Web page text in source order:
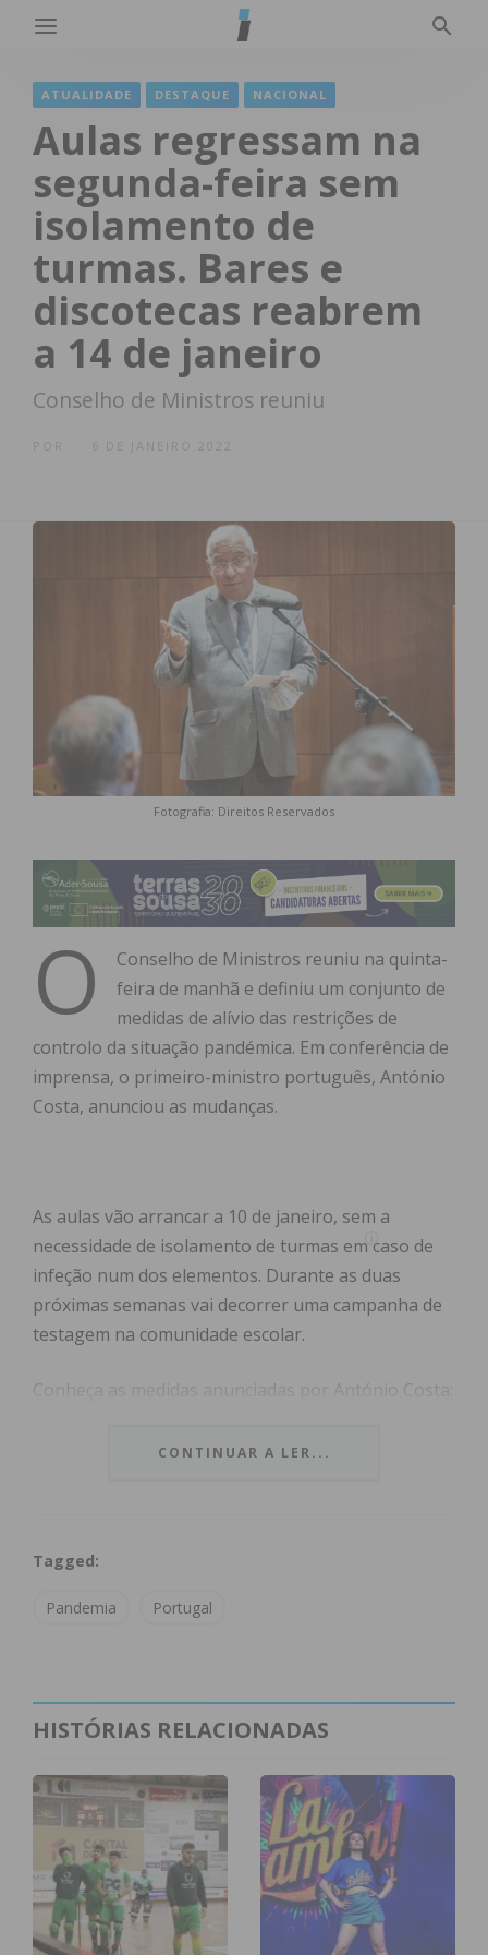
ATUALIDADE DESTAQUE NACIONAL
Aulas regressam na
segunda-feira sem
isolamento de
turmas. Bares e
discotecas reabrem
a 14 de janeiro
Conselho de Ministros reuniu
6 DE JANEIRO 2022
Fotografia: Direitos Reservados
O
Conselho de Ministros reuniu na quinta-
feira de manhã e definiu um conjunto de
medidas de alívio das restrições de
controlo da situação pandémica. Em conferência de
imprensa, o primeiro-ministro português, António
Costa, anunciou as mudanças.
As aulas vão arrancar a 10 de janeiro, sem a
necessidade de isolamento de turmas em caso de
infeção num dos elementos. Durante as duas
próximas semanas vai decorrer uma campanha de
testagem na comunidade escolar.
Conheça as medidas anunciadas por António Costa:
Regime deteletrabalho obrigatório
Mantêm-se os limites relativos à ocupação
máxima indicativa de 0,20 pessoas por metro
Ajustam-se as regras deacesso a
estabelecimentos turísticos ou de
alojamento local, a eventos e espetáculos
e a ginásiospassando o acesso a depender
daapresentação de Certificado Digital
covid da UE em qualquer das suas
modalidades, da apresentação de
comprovativo de vacinação que ateste o
esquema vacinal completo, de comprovativo
CONTINUAR A LER...
Tagged:
Pandemia Portugal
HISTÓRIAS RELACIONADAS